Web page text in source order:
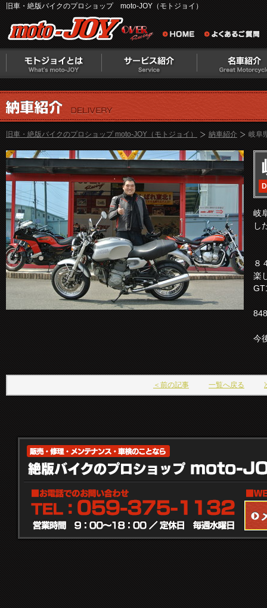
旧車・絶版バイクのプロショップ moto-JOY（モトジョイ）
旧車・絶版バイクのプロショップ moto-JOY（モトジョイ） 納車紹介 岐阜
岐
し
８
楽
今
＜前の記事 一覧へ戻る